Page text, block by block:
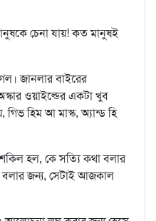
চেনা যায়! কত মানুষই
জানলার বাইরের
ওয়াইল্ডের একটা খুব
হিম আ মাস্ক, অ্যান্ড হি
হল, কে সত্যি কথা বলার
জন্য, সেটাই আজকাল